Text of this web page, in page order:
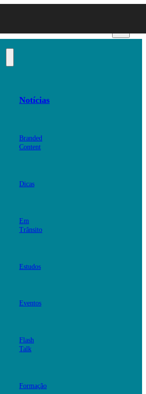
Notícias
Branded
Content
Dicas
Em
Trânsito
Estudos
Eventos
Flash
Talk
Formação